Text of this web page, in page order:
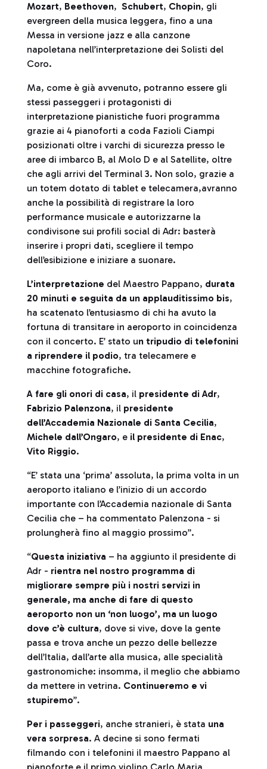
Mozart, Beethoven, Schubert, Chopin, gli
evergreen della musica leggera, fino a una
Messa in versione jazz e alla canzone
napoletana nell’interpretazione dei Solisti del
Coro.
Ma, come è già avvenuto, potranno essere gli
stessi passeggeri i protagonisti di
interpretazione pianistiche fuori programma
grazie ai 4 pianoforti a coda Fazioli Ciampi
posizionati oltre i varchi di sicurezza presso le
aree di imbarco B, al Molo D e al Satellite, oltre
che agli arrivi del Terminal 3. Non solo, grazie a
un totem dotato di tablet e telecamera,avranno
anche la possibilità di registrare la loro
performance musicale e autorizzarne la
condivisone sui profili social di Adr: basterà
inserire i propri dati, scegliere il tempo
dell’esibizione e iniziare a suonare.
L’interpretazione del Maestro Pappano, durata
20 minuti e seguita da un applauditissimo bis,
ha scatenato l’entusiasmo di chi ha avuto la
fortuna di transitare in aeroporto in coincidenza
con il concerto. E’ stato un tripudio di telefonini
a riprendere il podio, tra telecamere e
macchine fotografiche.
A fare gli onori di casa, il presidente di Adr,
Fabrizio Palenzona, il presidente
dell’Accademia Nazionale di Santa Cecilia,
Michele dall’Ongaro, e il presidente di Enac,
Vito Riggio.
“E’ stata una ‘prima’ assoluta, la prima volta in un
aeroporto italiano e l’inizio di un accordo
importante con l’Accademia nazionale di Santa
Cecilia che – ha commentato Palenzona - si
prolungherà fino al maggio prossimo”.
“Questa iniziativa – ha aggiunto il presidente di
Adr - rientra nel nostro programma di
migliorare sempre più i nostri servizi in
generale, ma anche di fare di questo
aeroporto non un ‘non luogo’, ma un luogo
dove c’è cultura, dove si vive, dove la gente
passa e trova anche un pezzo delle bellezze
dell’Italia, dall’arte alla musica, alle specialità
gastronomiche: insomma, il meglio che abbiamo
da mettere in vetrina. Continueremo e vi
stupiremo”.
Per i passeggeri, anche stranieri, è stata una
vera sorpresa. A decine si sono fermati
filmando con i telefonini il maestro Pappano al